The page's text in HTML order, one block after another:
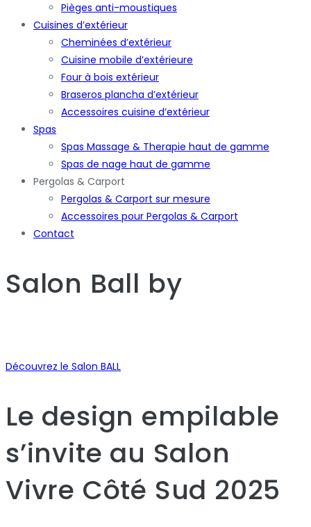
Pièges anti-moustiques
Cuisines d’extérieur
Cheminées d’extérieur
Cuisine mobile d’extérieure
Four à bois extérieur
Braseros plancha d’extérieur
Accessoires cuisine d’extérieur
Spas
Spas Massage & Therapie haut de gamme
Spas de nage haut de gamme
Pergolas & Carport
Pergolas & Carport sur mesure
Accessoires pour Pergolas & Carport
Contact
Salon Ball by
Découvrez le Salon BALL
Le design empilable
s’invite au Salon
Vivre Côté Sud 2025